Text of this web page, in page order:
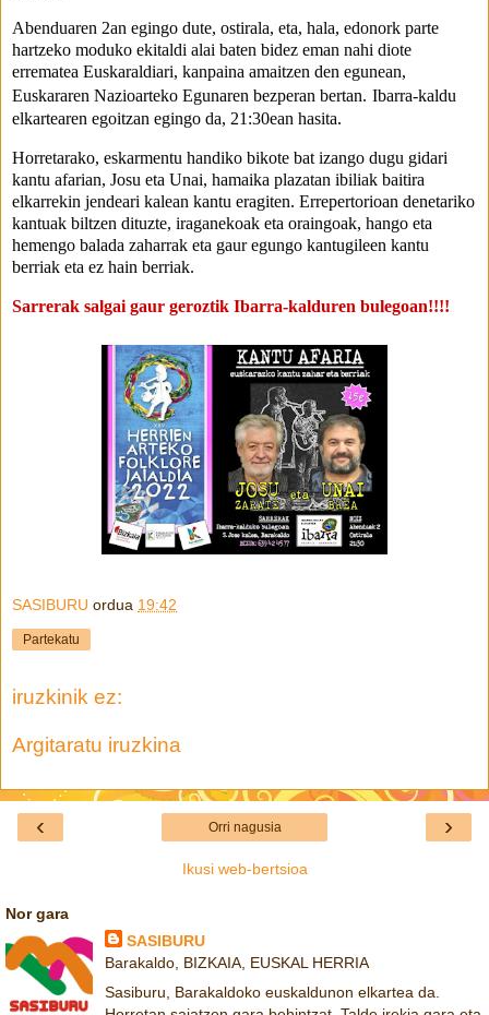
Abenduaren 2an egingo dute, ostirala, eta, hala, edonork parte
hartzeko moduko ekitaldi alai baten bidez eman nahi diote
errematea Euskaraldiari, kanpaina amaitzen den egunean,
Euskararen Nazioarteko Egunaren bezperan bertan. Ibarra-kaldu
elkartearen egoitzan egingo da, 21:30ean hasita.
Horretarako, eskarmentu handiko bikote bat izango dugu gidari
kantu afarian, Josu eta Unai, hamaika plazatan ibiliak baitira
elkarrekin jendeari kalean kantu eragiten. Errepertorioan denetariko
kantuak biltzen dituzte, iraganekoak eta oraingoak, hango eta
hemengo balada zaharrak eta gaur egungo kantugileen kantu
berriak eta ez hain berriak.
Sarrerak salgai gaur geroztik Ibarra-kalduren bulegoan!!!!
SASIBURU ordua 19:42
Partekatu
iruzkinik ez:
Argitaratu iruzkina
‹ ›
Orri nagusia
Ikusi web-bertsioa
Nor gara
SASIBURU
Barakaldo, BIZKAIA, EUSKAL HERRIA
Sasiburu, Barakaldoko euskaldunon elkartea da.